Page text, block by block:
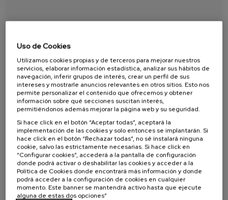
Anti spam: Escribe con letra el resultado de
sumar ocho y el número seis
no eres un robot.
He leído y acepto laPolítica de privacidad.
Responsable del tratamiento: Consulmar.
Los datos recogidos en este formulario tienen la finalidad de
Uso de Cookies
Utilizamos cookies propias y de terceros para mejorar nuestros
servicios, elaborar información estadística, analizar sus hábitos de
navegación, inferir grupos de interés, crear un perfil de sus
intereses y mostrarle anuncios relevantes en otros sitios. Esto nos
permite personalizar el contenido que ofrecemos y obtener
información sobre qué secciones suscitan interés,
permitiéndonos además mejorar la página web y su seguridad.
Si hace click en el botón “Aceptar todas”, aceptará la
implementación de las cookies y solo entonces se implantarán. Si
hace click en el botón “Rechazar todas”, no sé instalará ninguna
cookie, salvo las estrictamente necesarias. Si hace click en
“Configurar cookies”, accederá a la pantalla de configuración
donde podrá activar o deshabilitar las cookies y acceder a la
Política de Cookies donde encontrará más información y donde
podrá acceder a la configuración de cookies en cualquier
momento. Este banner se mantendrá activo hasta que ejecute
alguna de estas dos opciones”